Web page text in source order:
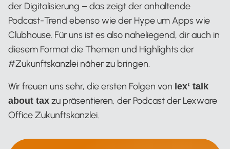
der Digitalisierung – das zeigt der anhaltende
Podcast-Trend ebenso wie der Hype um Apps wie
Clubhouse. Für uns ist es also naheliegend, dir auch in
diesem Format die Themen und Highlights der
#Zukunftskanzlei näher zu bringen.
Wir freuen uns sehr, die ersten Folgen von lex‘ talk
about tax zu präsentieren, der Podcast der Lexware
Office Zukunftskanzlei.